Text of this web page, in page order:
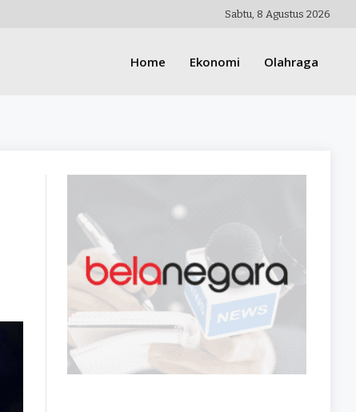
Sabtu, 8 Agustus 2026
Home Ekonomi Olahraga